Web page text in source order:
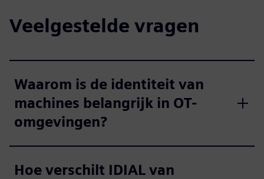
Veelgestelde vragen
Waarom is de identiteit van
machines belangrijk in OT-
omgevingen?
Hoe verschilt IDIAL van